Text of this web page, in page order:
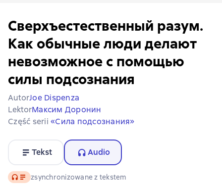
Сверхъестественный разум.
Как обычные люди делают
невозможное с помощью
силы подсознания
AutorJoe Dispenza
LektorМаксим Доронин
Część serii «Сила подсознания»
Tekst Audio
Audio zsynchronizowane z tekstem